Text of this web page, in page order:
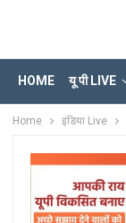
HOME यू पी LIVE
Home इंडिया Live